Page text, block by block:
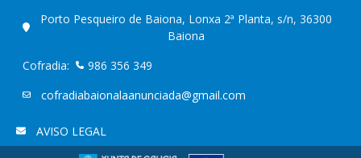
Porto Pesqueiro de Baiona, Lonxa 2ª Planta, s/n, 36300
Baiona
Cofradia:
986 356 349
cofradiabaionalaanunciada@gmail.com
AVISO LEGAL